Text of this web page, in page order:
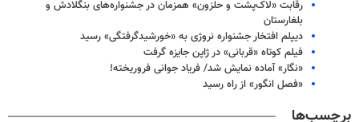
رقابت «لاک‌پشت و حلزون» همزمان در جشنواره‌های بنگلادش و
بلغارستان
دیپلم افتخار جشنواره نروژی به «خورشیدگرفتگی» رسید
فیلم کوتاه «قربانی» در ژاپن جایزه گرفت
«نگار» آماده نمایش شد/ فریاد جوانی فروریخته!
«فصل انگور» از راه رسید
برچسب‌ها